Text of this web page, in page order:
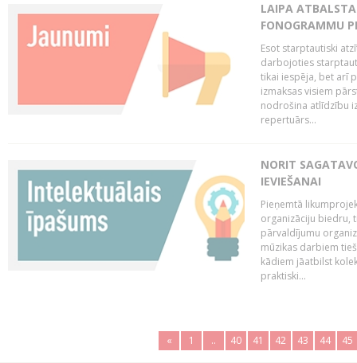
LAIPA
FONOGRAMMU
Esot starptautiski
darbojoties
tikai iespēja, bet arī
izmaksas visiem
nodrošina atlīdzību
repertuārs...
NORIT
IEVIEŠANAI
Pieņemtā
organizāciju biedru,
pārvaldījumu
mūzikas darbiem
kādiem jāatbilst
praktiski...
« 1 .. 40 41 42 43 44 45